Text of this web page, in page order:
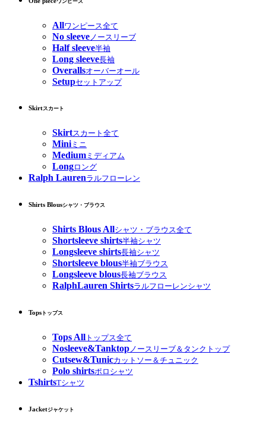
Allワンピース全て
No sleeve ノースリーブ
Half sleeve半袖
Long sleeve長袖
Overallsオーバーオール
Setupセットアップ
Skirtスカート
Skirtスカート全て
Miniミニ
Medium ミディアム
Longロング
Ralph Laurenラルフローレン
Shirts Blousシャツ・ブラウス
Shirts Blous Allシャツ・ブラウス全て
Shortsleeve shirts半袖シャツ
Longsleeve shirts長袖シャツ
Shortsleeve blous半袖ブラウス
Longsleeve blous長袖ブラウス
RalphLauren Shirtsラルフローレンシャツ
Tops トップス
Tops All トップス全て
Nosleeve&Tanktopノースリーブ＆タンクトップ
Cutsew&Tunicカットソー＆チュニック
Polo shirtsポロシャツ
TshirtsTシャツ
Jacketジャケット